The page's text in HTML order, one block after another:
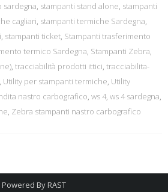
sardegna, stampanti stand alone, stampanti
cagliari, stampanti termiche Sardegna,
, stampanti ticket, Stampanti trasferimento
termico Sardegna, Stampanti Zebra,
, tracciabilità prodotti ittici, tracciabilita-
, Utility per stampanti termiche, Utility
nastro carbografico, ws 4, ws 4 sardegna,
, Zebra stampanti nastro carbografico
Powered ByRAST